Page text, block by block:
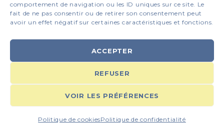
comportement de navigation ou les ID uniques sur ce site. Le
fait de ne pas consentir ou de retirer son consentement peut
avoir un effet négatif sur certaines caractéristiques et fonctions.
ACCEPTER
REFUSER
VOIR LES PRÉFÉRENCES
Politique de cookiesPolitique de confidentialité
TEL +32 (0)2 216 41 90
FAX
+32 (0)2 245 21 72
POLITIQUE DE CONFIDENTIALITÉ